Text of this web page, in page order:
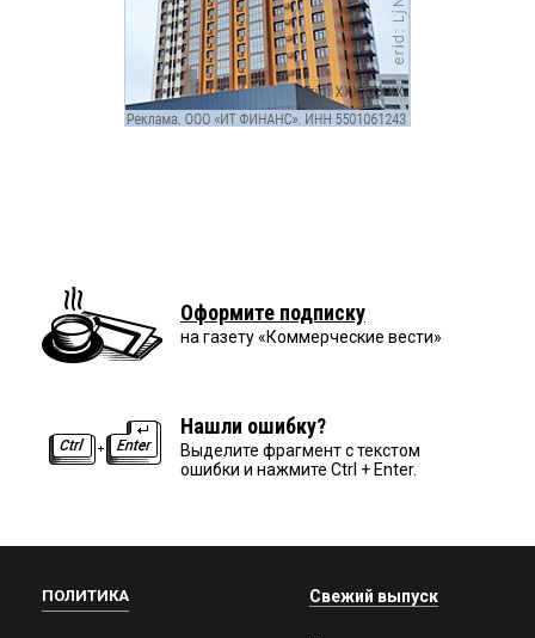
Оформите подписку
на газету «Коммерческие вести»
Нашли ошибку?
Выделите фрагмент с текстом
ошибки и нажмите Ctrl + Enter.
ПОЛИТИКА Свежий выпуск